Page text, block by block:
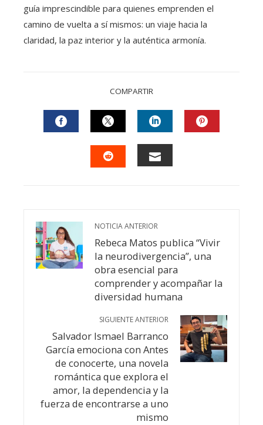
guía imprescindible para quienes emprenden el
camino de vuelta a sí mismos: un viaje hacia la
claridad, la paz interior y la auténtica armonía.
COMPARTIR
FACEBOOKTWITTERLINKEDIN
NOTICIA ANTERIOR
Rebeca Matos publica “Vivir
la neurodivergencia”, una
obra esencial para
comprender y acompañar la
diversidad humana
SIGUIENTE ANTERIOR
Salvador Ismael Barranco
García emociona con Antes
de conocerte, una novela
romántica que explora el
amor, la dependencia y la
fuerza de encontrarse a uno
mismo